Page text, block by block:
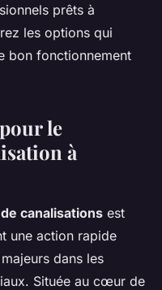
prêts à
les options qui
bon fonctionnement
le
à
canalisations est
une action rapide
dans les
Située au cœur de